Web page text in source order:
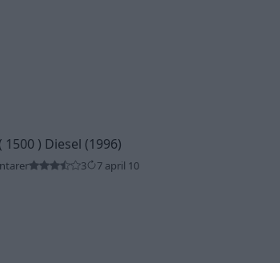
) Diesel (1996)
3 7 april 10